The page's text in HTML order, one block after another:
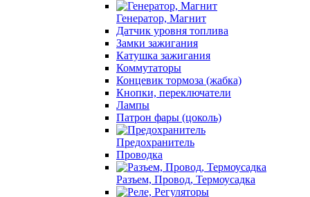
Генератор, Магнит
Датчик уровня топлива
Замки зажигания
Катушка зажигания
Коммутаторы
Концевик тормоза (жабка)
Кнопки, переключатели
Лампы
Патрон фары (цоколь)
Предохранитель
Проводка
Разъем, Провод, Термоусадка